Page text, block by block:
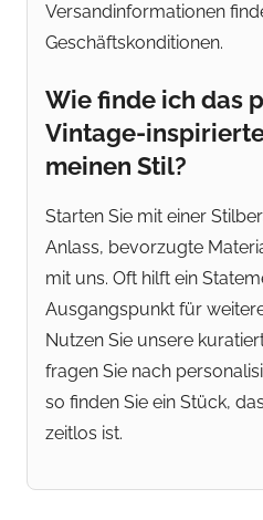
Versandinformationen
Geschäftskonditionen.
Wie finde ich das
Vintage-
meinen Stil?
Starten Sie mit einer
Anlass, bevorzugte
mit uns. Oft hilft ein
Ausgangspunkt für
Nutzen Sie unsere
fragen Sie nach
so finden Sie ein Stück,
zeitlos ist.